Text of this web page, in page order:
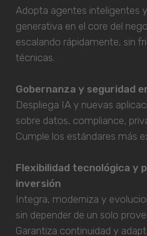
Adopta agentes inteligentes
generativa en el core del
escalando rápidamente, sin
técnicas.
Gobernanza y seguridad
Despliega IA y nuevas
sobre datos, compliance,
Cumple los estándares más
Flexibilidad tecnológica y
inversión
Integra, moderniza y
sin depender de un solo
Garantiza continuidad y